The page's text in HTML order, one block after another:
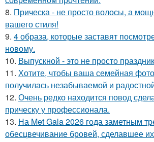
8. Прическа - не просто волосы, а
вашего стиля!
9. 4 образа, которые заставят
новому.
10. Выпускной - это не просто
11. Хотите, чтобы ваша семейная
получилась незабываемой и
12. Очень редко находится повод
прическу у профессионала.
13. На Met Gala 2026 года заметным
обесцвечивание бровей, сделавшее